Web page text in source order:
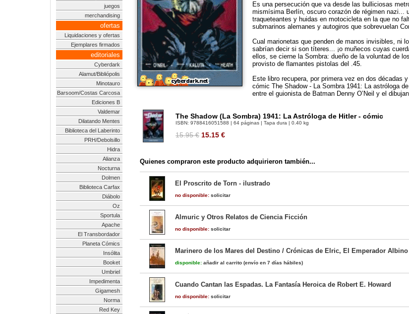
juegos
merchandising
ofertas
Liquidaciones y ofertas
Ejemplares firmados
editoriales
Cyberdark
Alamut/Bibliópolis
Minotauro
Barsoom/Costas Carcosa
Ediciones B
Valdemar
Dilatando Mentes
Biblioteca del Laberinto
PRH/Debolsillo
Hidra
Alianza
Nocturna
Dolmen
Biblioteca Carfax
Diábolo
Oz
Sportula
Apache
El Transbordador
Planeta Cómics
Insólita
Booket
Umbriel
Impedimenta
Gigamesh
Norma
Red Key
Es una persecución que va desde las bulliciosas
mismísima Berlín, oscuro corazón de régimen nazi...
traqueteantes y huidas en motocicleta en la que no
submarinos alemanes y autogiros que sobrevuelan
Cual marionetas que penden de manos invisibles, ni
sabrían decir si son títeres... ¡o muñecos cuyas
ellos, se cierne la Sombra: dueño de la voluntad de
provisto de flamantes pistolas del .45.
Este libro recupera, por primera vez en dos décadas
cómic The Shadow - La Sombra 1941: La astróloga
entre el guionista de Batman Denny O’Neil y el
The Shadow (La Sombra) 1941: La Astróloga de Hitler - cómic
ISBN: 9788416051588 | 64 páginas | Tapa dura | 0.40 kg
15.95 € 15.15 €
Quienes compraron este producto adquirieron también...
El Proscrito de Torn - ilustrado
no disponible: solicitar
Almuric y Otros Relatos de Ciencia Ficción
no disponible: solicitar
Marinero de los Mares del Destino / Crónicas de Elric, El Emperador Albino
disponible: añadir al carrito (envío en 7 días hábiles)
Cuando Cantan las Espadas. La Fantasía Heroica de Robert E. Howard
no disponible: solicitar